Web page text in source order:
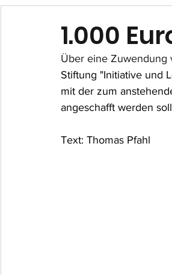
1.000
Über eine Zuwendung
Stiftung "Initiative und
mit der zum
angeschafft werden
Text: Thomas Pfahl